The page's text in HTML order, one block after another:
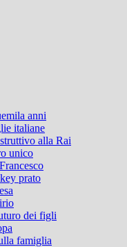
anni
italiane
alla Rai
unico
prato
dei figli
famiglia